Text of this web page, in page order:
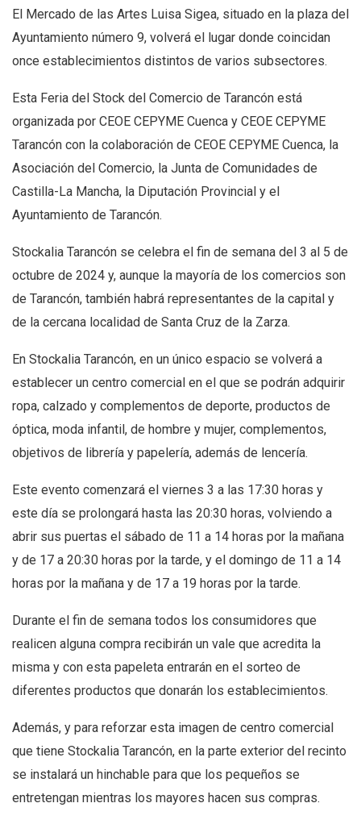
El Mercado de las Artes Luisa Sigea, situado en la plaza del
Ayuntamiento número 9, volverá el lugar donde coincidan
once establecimientos distintos de varios subsectores.
Esta Feria del Stock del Comercio de Tarancón está
organizada por CEOE CEPYME Cuenca y CEOE CEPYME
Tarancón con la colaboración de CEOE CEPYME Cuenca, la
Asociación del Comercio, la Junta de Comunidades de
Castilla-La Mancha, la Diputación Provincial y el
Ayuntamiento de Tarancón.
Stockalia Tarancón se celebra el fin de semana del 3 al 5 de
octubre de 2024 y, aunque la mayoría de los comercios son
de Tarancón, también habrá representantes de la capital y
de la cercana localidad de Santa Cruz de la Zarza.
En Stockalia Tarancón, en un único espacio se volverá a
establecer un centro comercial en el que se podrán adquirir
ropa, calzado y complementos de deporte, productos de
óptica, moda infantil, de hombre y mujer, complementos,
objetivos de librería y papelería, además de lencería.
Este evento comenzará el viernes 3 a las 17:30 horas y
este día se prolongará hasta las 20:30 horas, volviendo a
abrir sus puertas el sábado de 11 a 14 horas por la mañana
y de 17 a 20:30 horas por la tarde, y el domingo de 11 a 14
horas por la mañana y de 17 a 19 horas por la tarde.
Durante el fin de semana todos los consumidores que
realicen alguna compra recibirán un vale que acredita la
misma y con esta papeleta entrarán en el sorteo de
diferentes productos que donarán los establecimientos.
Además, y para reforzar esta imagen de centro comercial
que tiene Stockalia Tarancón, en la parte exterior del recinto
se instalará un hinchable para que los pequeños se
entretengan mientras los mayores hacen sus compras.